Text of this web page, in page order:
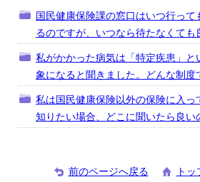
国民健康保険課の窓口はいつ行っ
るのですが、いつなら待たなくても
私がかかった病気は「特定疾患」と
象になると聞きました。どんな制度
私は国民健康保険以外の保険に入っ
知りたい場合、どこに聞いたら良い
前のページへ戻る ト